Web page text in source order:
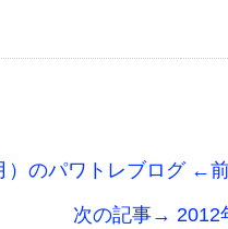
）のパワトレブログ ←
次の記事→ 2012